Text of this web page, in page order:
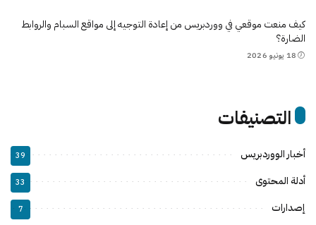
كيف منعت موقعي في ووردبريس من إعادة التوجيه إلى مواقع السبام والروابط
الضارة؟
18 يونيو 2026
التصنيفات
أخبار الووردبريس 39
أدلة المحتوى 33
إصدارات 7